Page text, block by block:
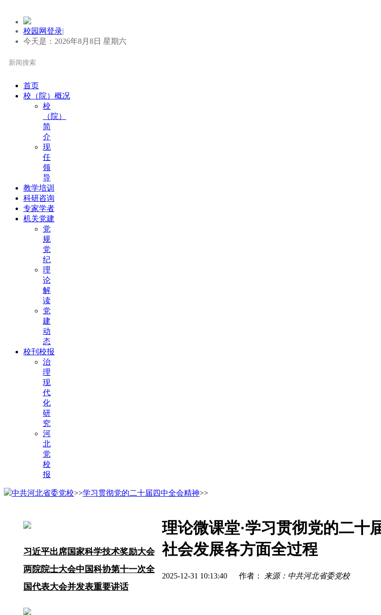
校园网登录|
今天是：2026年8月8日 星期六
首页
校（院）概况
校
（院）
简
介
现
任
领
导
教学培训
科研咨询
专家学者
机关党建
党
规
党
纪
理
论
解
读
党
建
动
态
校刊校报
治
理
现
代
化
研
究
河
北
党
校
报
中共河北省委党校>>学习贯彻党的二十届四中全会精神>>
习近平出席国家科学技术奖励大会
两院院士大会中国科协第十一次全
国代表大会并发表重要讲话
理论微课堂·学习贯彻党的二
社会发展各方面全过程
2025-12-31 10:13:40 作者： 来源：中共河北省委党校